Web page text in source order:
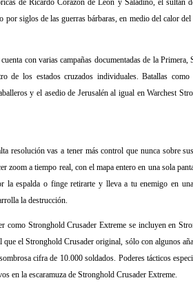
de Ricardo Corazón de León y Saladino, el sultán
por siglos de las guerras bárbaras, en medio del calor
con varias campañas documentadas de la Primera,
de los estados cruzados individuales. Batallas
y el asedio de Jerusalén al igual en Warchest
resolución vas a tener más control que nunca sobre
zoom a tiempo real, con el mapa entero en una sola
la espalda o finge retirarte y lleva a tu enemigo en
la destrucción.
como Stronghold Crusader Extreme se incluyen en
que el Stronghold Crusader original, sólo con algunos
cifra de 10.000 soldados. Poderes tácticos
en la escaramuza de Stronghold Crusader Extreme.